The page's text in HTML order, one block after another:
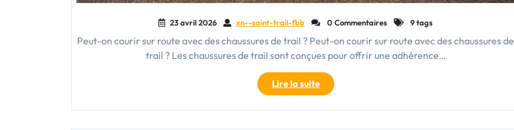
23 avril 2026 xn--saint-trail-fbb 0 Commentaires 9 tags
Peut-on courir sur route avec des chaussures de trail ? Peut-on courir sur route avec des chaussures de
trail ? Les chaussures de trail sont conçues pour offrir une adhérence…
Lire la suite"Peut-
on
pratiquer